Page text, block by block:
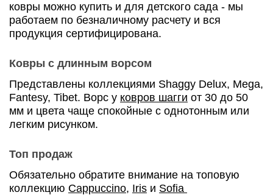
ковры можно купить и для детского сада - мы
работаем по безналичному расчету и вся
продукция сертифицирована.
Ковры с длинным ворсом
Представлены коллекциями Shaggy Delux, Mega,
Fantesy, Tibet. Ворс у ковров шагги от 30 до 50
мм и цвета чаще спокойные с однотонным или
легким рисунком.
Топ продаж
Обязательно обратите внимание на топовую
коллекцию Cappuccino, Iris и Sofia